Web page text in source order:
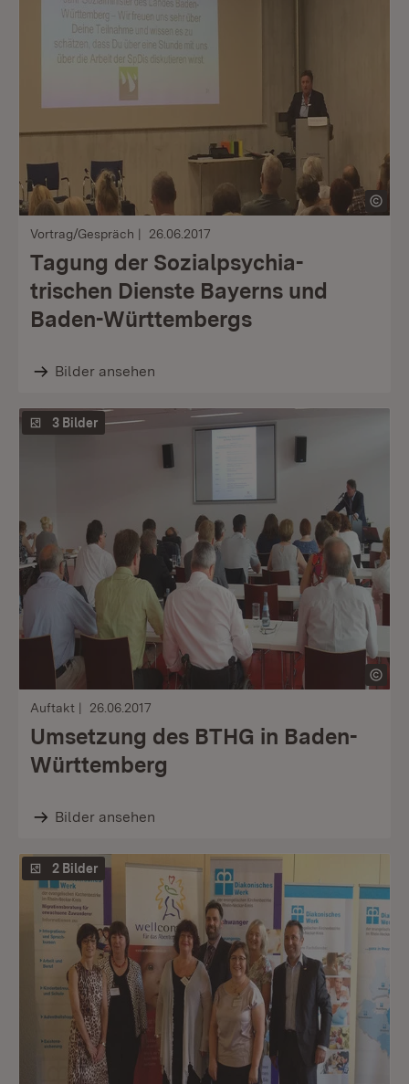
Vortrag/Gespräch 26.06.2017
Tagung der Sozialpsychia-
trischen Dienste Bayerns und
Baden-Württembergs
Bilder ansehen
3 Bilder
Auftakt 26.06.2017
Umsetzung des BTHG in Baden-
Württemberg
Bilder ansehen
2 Bilder